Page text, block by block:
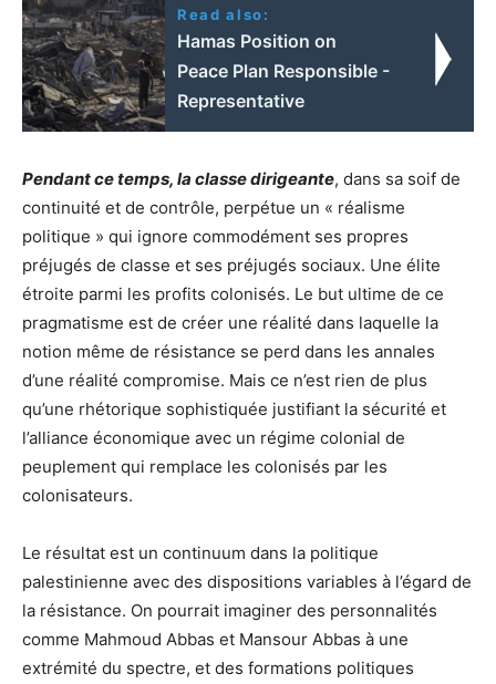
Read also:
Hamas Position on
Peace Plan Responsible -
Representative
Pendant ce temps, la classe dirigeante, dans sa soif de
continuité et de contrôle, perpétue un « réalisme
politique » qui ignore commodément ses propres
préjugés de classe et ses préjugés sociaux. Une élite
étroite parmi les profits colonisés. Le but ultime de ce
pragmatisme est de créer une réalité dans laquelle la
notion même de résistance se perd dans les annales
d’une réalité compromise. Mais ce n’est rien de plus
qu’une rhétorique sophistiquée justifiant la sécurité et
l’alliance économique avec un régime colonial de
peuplement qui remplace les colonisés par les
colonisateurs.
Le résultat est un continuum dans la politique
palestinienne avec des dispositions variables à l’égard de
la résistance. On pourrait imaginer des personnalités
comme Mahmoud Abbas et Mansour Abbas à une
extrémité du spectre, et des formations politiques